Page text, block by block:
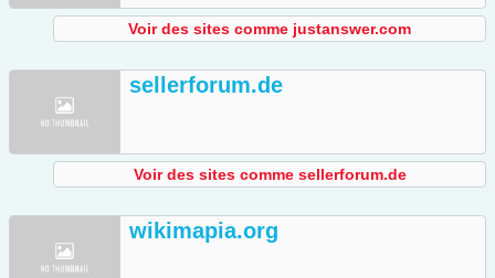
Voir des sites comme justanswer.com
sellerforum.de
Voir des sites comme sellerforum.de
wikimapia.org